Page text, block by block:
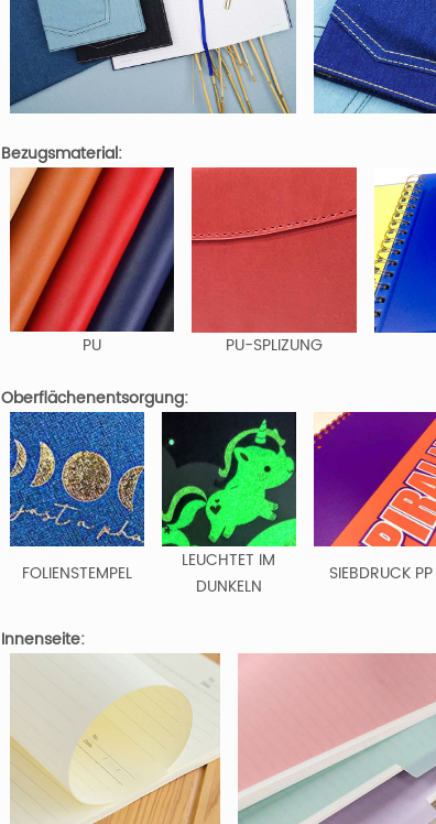
Bezugsmaterial:
PU PU-SPLIZUNG
Oberflächenentsorgung:
FOLIENSTEMPEL
LEUCHTET IM
DUNKELN
SIEBDRUCK PP
Innenseite: